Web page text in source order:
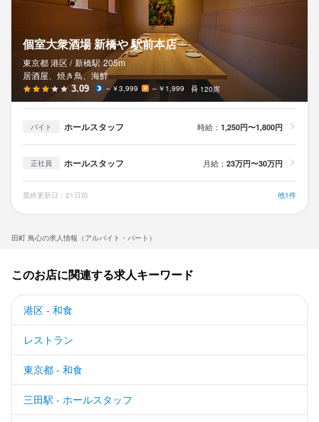
田町 鳥心の求人情報（アルバイト・パート）
個室大衆酒場 新橋や 駅前本店
東京都 港区 / 新橋駅 205m
居酒屋、焼き鳥、海鮮
3.09 ～￥3,999 ～￥1,999 120席
バイト ホールスタッフ 時給： 1,250円〜1,800円
正社員 ホールスタッフ 月給： 23万円〜30万円
最終更新日：21日前 他1件
このお店に関連する求人キーワード
港区 - 和食
レストラン
東京都 - 和食
三田駅 - ホールスタッフ